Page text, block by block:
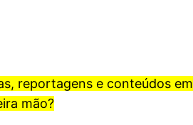
reportagens e conteúdos em
mão?